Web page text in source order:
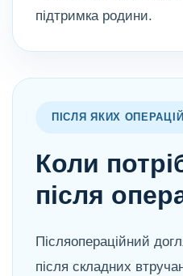
підтримка родини.
ПІСЛЯ ЯКИХ ОПЕРАЦІЙ
Коли
після
Післяопераційний
після складних